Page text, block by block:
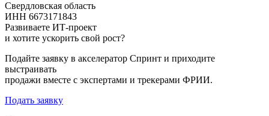
Свердловская область
ИНН 6673171843
Развиваете ИТ-проект
и хотите ускорить свой рост?
Подайте заявку в акселератор Спринт и приходите
выстраивать
продажи вместе с экспертами и трекерами ФРИИ.
Подать заявку